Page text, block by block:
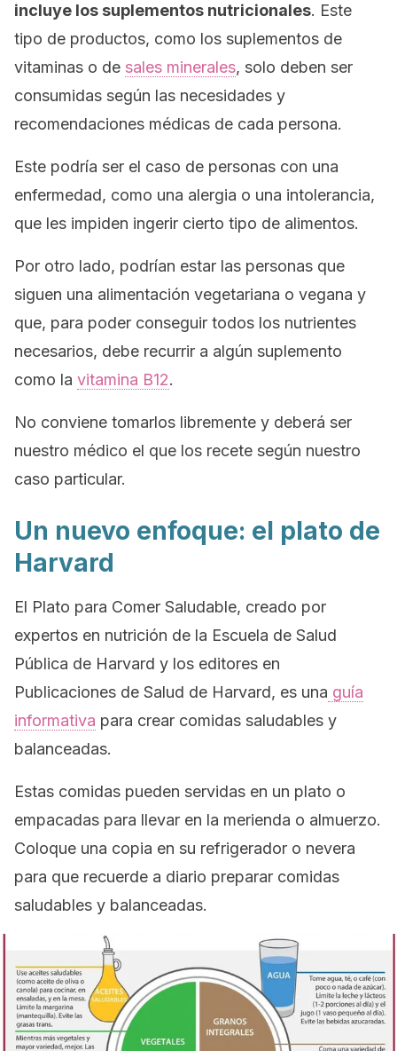
incluye los suplementos nutricionales. Este
tipo de productos, como los suplementos de
vitaminas o de sales minerales, solo deben ser
consumidas según las necesidades y
recomendaciones médicas de cada persona.
Este podría ser el caso de personas con una
enfermedad, como una alergia o una intolerancia,
que les impiden ingerir cierto tipo de alimentos.
Por otro lado, podrían estar las personas que
siguen una alimentación vegetariana o vegana y
que, para poder conseguir todos los nutrientes
necesarios, debe recurrir a algún suplemento
como la vitamina B12.
No conviene tomarlos libremente y deberá ser
nuestro médico el que los recete según nuestro
caso particular.
Un nuevo enfoque: el plato de
Harvard
El Plato para Comer Saludable, creado por
expertos en nutrición de la Escuela de Salud
Pública de Harvard y los editores en
Publicaciones de Salud de Harvard, es una guía
informativa para crear comidas saludables y
balanceadas.
Estas comidas pueden servidas en un plato o
empacadas para llevar en la merienda o almuerzo.
Coloque una copia en su refrigerador o nevera
para que recuerde a diario preparar comidas
saludables y balanceadas.